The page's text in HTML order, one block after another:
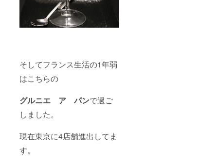
そしてフランス生活の1年弱
はこちらの
グルニエ ア パンで過ご
しました。
現在東京に4店舗進出してま
す。